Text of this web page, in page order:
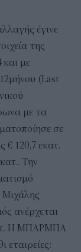
έγινε
της
με
(Last
με τα
σε
€ 120,7 εκατ.
Την
ανέρχεται
Η ΜΠΑΡΜΠΑ